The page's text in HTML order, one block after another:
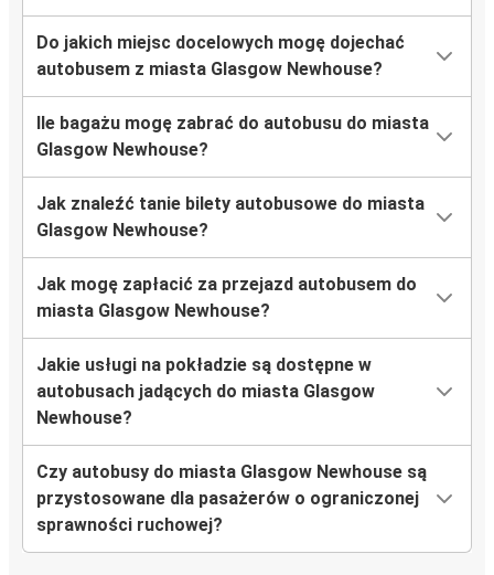
Do jakich miejsc docelowych mogę dojechać
autobusem z miasta Glasgow Newhouse?
Ile bagażu mogę zabrać do autobusu do miasta
Glasgow Newhouse?
Jak znaleźć tanie bilety autobusowe do miasta
Glasgow Newhouse?
Jak mogę zapłacić za przejazd autobusem do
miasta Glasgow Newhouse?
Jakie usługi na pokładzie są dostępne w
autobusach jadących do miasta Glasgow
Newhouse?
Czy autobusy do miasta Glasgow Newhouse są
przystosowane dla pasażerów o ograniczonej
sprawności ruchowej?